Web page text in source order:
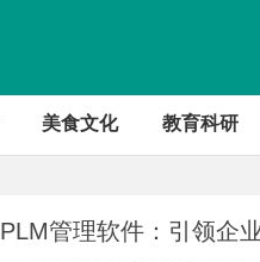
美食文化 教育科研
PLM管理软件：引领企